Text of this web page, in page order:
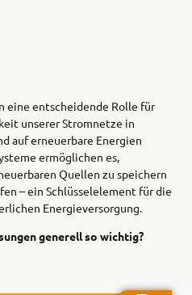
eine entscheidende Rolle für
unserer Stromnetze in
auf erneuerbare Energien
ermöglichen es,
Quellen zu speichern
– ein Schlüsselelement für die
Energieversorgung.
generell so wichtig?